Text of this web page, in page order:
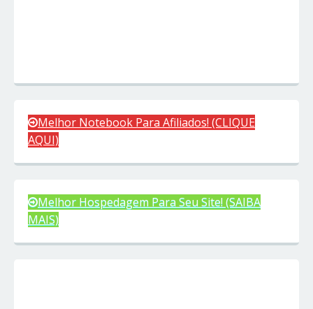
Melhor Notebook Para Afiliados! (CLIQUE
AQUI)
Melhor Hospedagem Para Seu Site! (SAIBA
MAIS)